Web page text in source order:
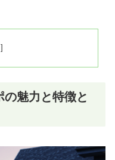
魅力と特徴と